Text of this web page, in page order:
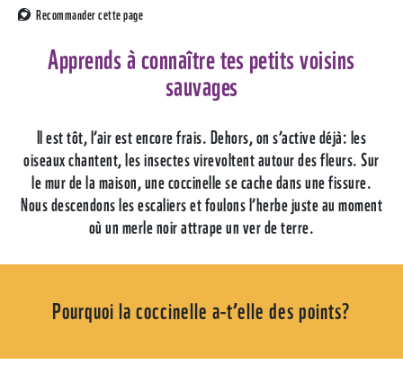
Recommander cette page
Apprends à connaître tes petits voisins
sauvages
Il est tôt, l’air est encore frais. Dehors, on s’active déjà: les
oiseaux chantent, les insectes virevoltent autour des fleurs. Sur
le mur de la maison, une coccinelle se cache dans une fissure.
Nous descendons les escaliers et foulons l’herbe juste au moment
où un merle noir attrape un ver de terre.
Pourquoi la coccinelle a-t’elle des points?